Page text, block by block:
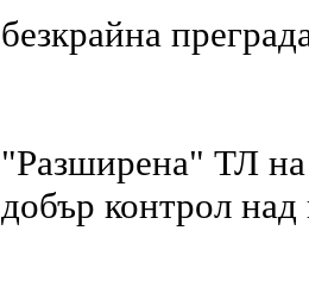
безкрайна
"Разширена" ТЛ
добър контрол